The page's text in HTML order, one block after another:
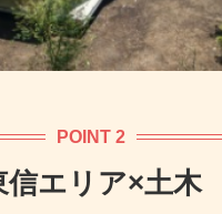
POINT 2
信エリア×土木